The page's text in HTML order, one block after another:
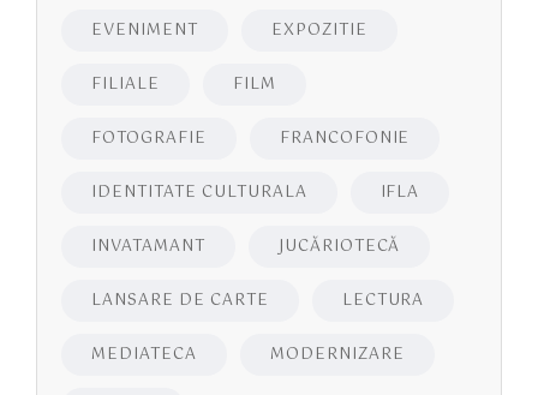
EVENIMENT EXPOZITIE
FILIALE FILM
FOTOGRAFIE FRANCOFONIE
IDENTITATE CULTURALA IFLA
INVATAMANT JUCĂRIOTECĂ
LANSARE DE CARTE LECTURA
MEDIATECA MODERNIZARE